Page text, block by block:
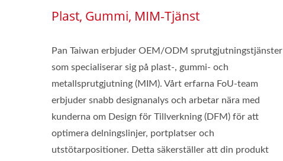
Plast, Gummi, MIM-Tjänst
Pan Taiwan erbjuder OEM/ODM sprutgjutningstjänster
som specialiserar sig på plast-, gummi- och
metallsprutgjutning (MIM). Vårt erfarna FoU-team
erbjuder snabb designanalys och arbetar nära med
kunderna om Design för Tillverkning (DFM) för att
optimera delningslinjer, portplatser och
utstötarpositioner. Detta säkerställer att din produkt